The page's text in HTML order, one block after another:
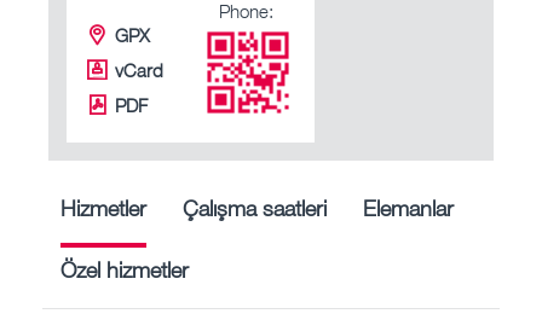
GPX
vCard
PDF
Phone:
Hizmetler Çalışma saatleri Elemanlar
Özel hizmetler